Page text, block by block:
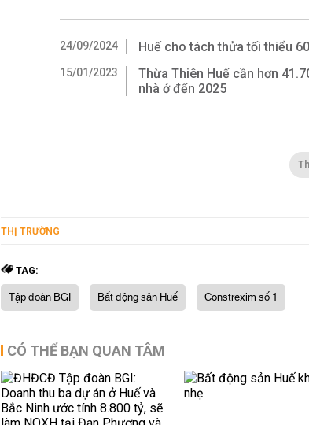
24/09/2024 Huế cho tách thửa tối thiểu
15/01/2023
Thừa Thiên Huế cần hơn
nhà ở đến 2025
THỊ TRƯỜNG
TAG:
Tập đoàn BGI Bất động sản Huế Constrexim số 1
CÓ THỂ BẠN QUAN TÂM